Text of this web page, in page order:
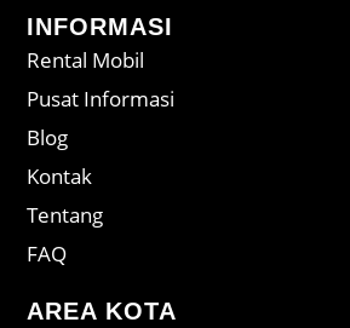
INFORMASI
Rental Mobil
Pusat Informasi
Blog
Kontak
Tentang
FAQ
AREA KOTA